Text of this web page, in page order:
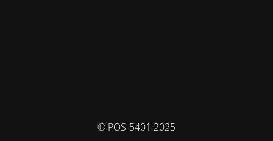
© POS-5401 2025